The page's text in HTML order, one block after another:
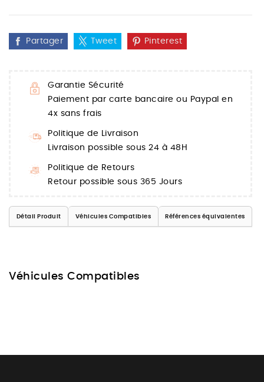
Partager Tweet Pinterest
Garantie Sécurité
Paiement par carte bancaire ou Paypal en
4x sans frais
Politique de Livraison
Livraison possible sous 24 à 48H
Politique de Retours
Retour possible sous 365 Jours
Détail Produit Véhicules Compatibles Références équivalentes
Véhicules Compatibles